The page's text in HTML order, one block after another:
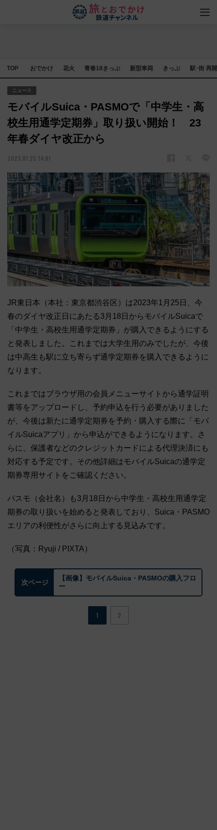
TOP おでかけ 花火 青春18きっぷ 新型車両 きっぷ 駅･街 再
ニュース
モバイルSuica・PASMOで「中学生・高
校生用通学定期券」取り扱い開始！ 23
年春ダイヤ改正から
2023.01.25 14:01
JR東日本（本社：東京都渋谷区）は2023年1月25日、今
春のダイヤ改正日にあたる3月18日からモバイルSuicaで
「中学生・高校生用通学定期券」が購入できるようにする
と発表しました。これまでは大学生用のみでしたが、今後
は中高生も駅に立ち寄らず通学定期券を購入できるように
なります。
これまではブラウザ用の会員メニューサイトから通学証明
書等をアップロードし、予約申込を行う必要がありました
が、今後は新たに通学定期券を予約・購入する際に「モバ
イルSuicaアプリ」から申込ができるようになります。さ
らに、保護者などのクレジットカードによる代理決済にも
対応する予定です。その他詳細はモバイルSuicaの通学定
期券専用サイトをご確認ください。
パスモ（会社名）も3月18日から中学生・高校生用通学定
期券の取り扱いを始めると発表しており、Suica・PASMO
エリアの利便性がさらに向上する見込みです。
（写真：Ryuji / PIXTA）
次ページ
【画像】モバイルSuica・PASMOの購入フロ
ー
1 2